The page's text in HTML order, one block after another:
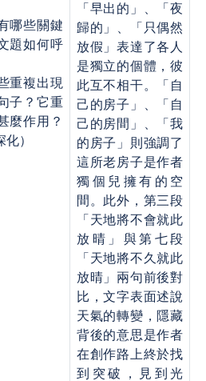
哪些關鍵
題如何呼
重複出現
子？它重
麼作用？
）
「早出的」、「夜
歸的」、「只偶然
放假」表達了各人
是獨立的個體，彼
此互不相干。「自
己的房子」、「自
己的房間」、「我
的房子」則強調了
這所老房子是作者
獨個兒擁有的空
間。此外，第三段
「天地將不會就此
放晴」與第七段
「天地將不久就此
放晴」兩句前後對
比，文字表面述說
天氣的轉變，隱藏
背後的意思是作者
在創作路上終於找
到突破，見到光